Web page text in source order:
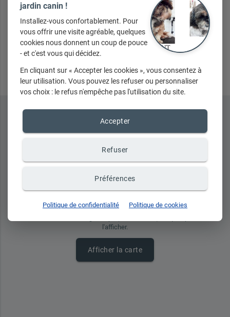
Envoyer
place
l'afficher.
Afficher la carte
jardin canin !
Installez-vous confortablement. Pour
vous offrir une visite agréable, quelques
cookies nous donnent un coup de pouce
- et c'est vous qui décidez.
En cliquant sur « Accepter les cookies », vous consentez à
leur utilisation. Vous pouvez les refuser ou personnaliser
vos choix : le refus n'empêche pas l'utilisation du site.
Accepter
Refuser
Préférences
Politique de confidentialité Politique de cookies